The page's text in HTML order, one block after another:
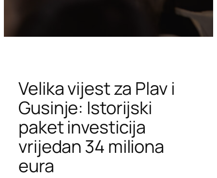
Velika vijest za Plav i
Gusinje: Istorijski
paket investicija
vrijedan 34 miliona
eura